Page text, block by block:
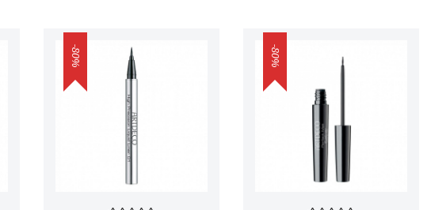
-80% -80%